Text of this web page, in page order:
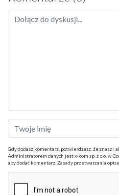
Gdy dodasz komentarz, potwierdzasz, że znasz i
Administratorem danych jest x-kom sp. z o.o. w
aby dodać komentarz. Zasady przetwarzania